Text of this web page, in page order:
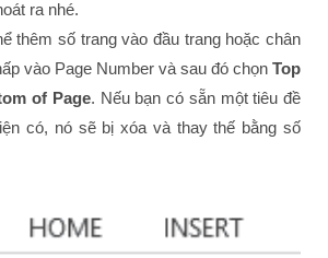
ra nhé.
thêm số trang vào đầu trang hoặc chân
vào Page Number và sau đó chọn Top
of Page. Nếu bạn có sẵn một tiêu đề
có, nó sẽ bị xóa và thay thế bằng số